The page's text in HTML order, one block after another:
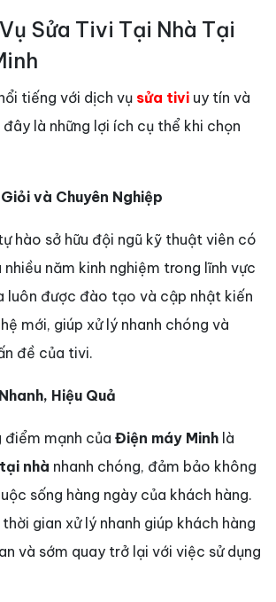
Sửa Tivi Tại Nhà Tại
tiếng với dịch vụ sửa tivi uy tín và
là những lợi ích cụ thể khi chọn
và Chuyên Nghiệp
hào sở hữu đội ngũ kỹ thuật viên có
năm kinh nghiệm trong lĩnh vực
luôn được đào tạo và cập nhật kiến
mới, giúp xử lý nhanh chóng và
đề của tivi.
Hiệu Quả
điểm mạnh của Điện máy Minh là
nhà nhanh chóng, đảm bảo không
sống hàng ngày của khách hàng.
thời gian xử lý nhanh giúp khách hàng
và sớm quay trở lại với việc sử dụng